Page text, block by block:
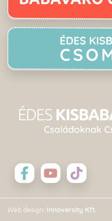
Web design: Innoversity Kft.